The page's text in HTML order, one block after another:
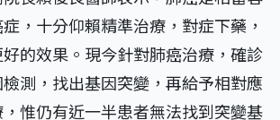
，十分仰賴精準治療，對症下藥，
的效果。現今針對肺癌治療，確診
測，找出基因突變，再給予相對應
惟仍有近一半患者無法找到突變基